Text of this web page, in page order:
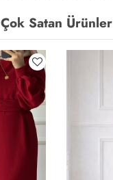
Çok Satan Ürünler